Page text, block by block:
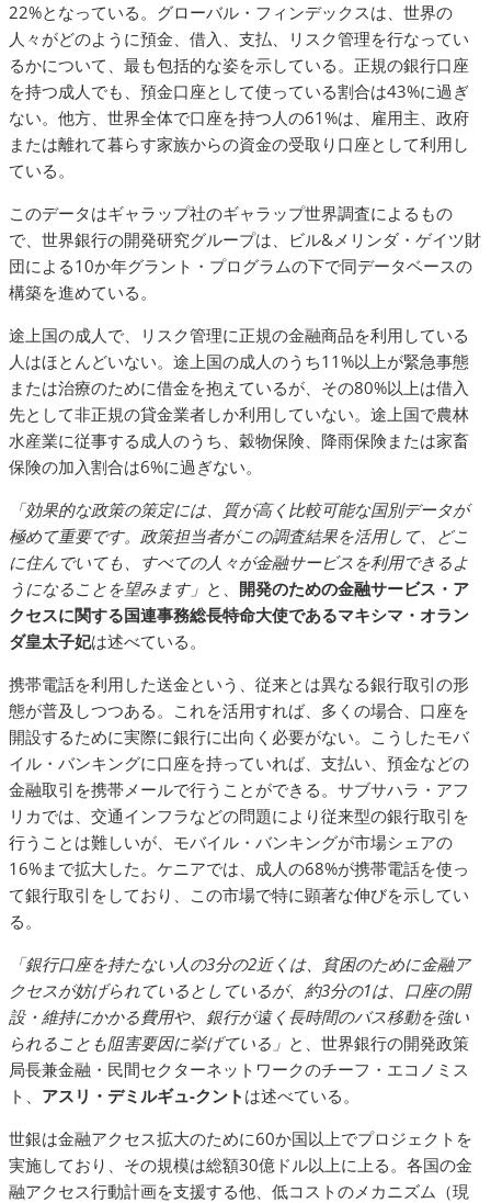
22%となっている。グローバル・フィンデックスは、世界の
人々がどのように預金、借入、支払、リスク管理を行なってい
るかについて、最も包括的な姿を示している。正規の銀行口座
を持つ成人でも、預金口座として使っている割合は43%に過ぎ
ない。他方、世界全体で口座を持つ人の61%は、雇用主、政府
または離れて暮らす家族からの資金の受取り口座として利用し
ている。
このデータはギャラップ社のギャラップ世界調査によるもの
で、世界銀行の開発研究グループは、ビル&メリンダ・ゲイツ財
団による10か年グラント・プログラムの下で同データベースの
構築を進めている。
途上国の成人で、リスク管理に正規の金融商品を利用している
人はほとんどいない。途上国の成人のうち11%以上が緊急事態
または治療のために借金を抱えているが、その80%以上は借入
先として非正規の貸金業者しか利用していない。途上国で農林
水産業に従事する成人のうち、穀物保険、降雨保険または家畜
保険の加入割合は6%に過ぎない。
「効果的な政策の策定には、質が高く比較可能な国別データが
極めて重要です。政策担当者がこの調査結果を活用して、どこ
に住んでいても、すべての人々が金融サービスを利用できるよ
うになることを望みます」 と、 開発のための金融サービス・ア
クセスに関する国連事務総長特命大使であるマキシマ・オラン
ダ皇太子妃は述べている。
携帯電話を利用した送金という、従来とは異なる銀行取引の形
態が普及しつつある。これを活用すれば、多くの場合、口座を
開設するために実際に銀行に出向く必要がない。こうしたモバ
イル・バンキングに口座を持っていれば、支払い、預金などの
金融取引を携帯メールで行うことができる。サブサハラ・アフ
リカでは、交通インフラなどの問題により従来型の銀行取引を
行うことは難しいが、モバイル・バンキングが市場シェアの
16%まで拡大した。ケニアでは、成人の68%が携帯電話を使っ
て銀行取引をしており、この市場で特に顕著な伸びを示してい
る。
「銀行口座を持たない人の3分の2近くは、貧困のために金融ア
クセスが妨げられているとしているが、約3分の1は、口座の開
設・維持にかかる費用や、銀行が遠く長時間のバス移動を強い
られることも阻害要因に挙げている」 と、世界銀行の開発政策
局長兼金融・民間セクターネットワークのチーフ・エコノミス
ト、 アスリ・デミルギュ-クント は述べている。
世銀は金融アクセス拡大のために60か国以上でプロジェクトを
実施しており、その規模は総額30億ドル以上に上る。各国の金
融アクセス行動計画を支援する他、低コストのメカニズム（現